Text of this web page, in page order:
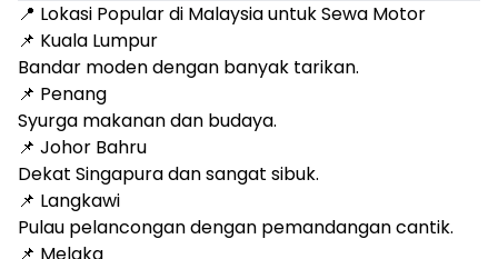
📍 Lokasi Popular di Malaysia untuk Sewa Motor
📌 Kuala Lumpur
Bandar moden dengan banyak tarikan.
📌 Penang
Syurga makanan dan budaya.
📌 Johor Bahru
Dekat Singapura dan sangat sibuk.
📌 Langkawi
Pulau pelancongan dengan pemandangan cantik.